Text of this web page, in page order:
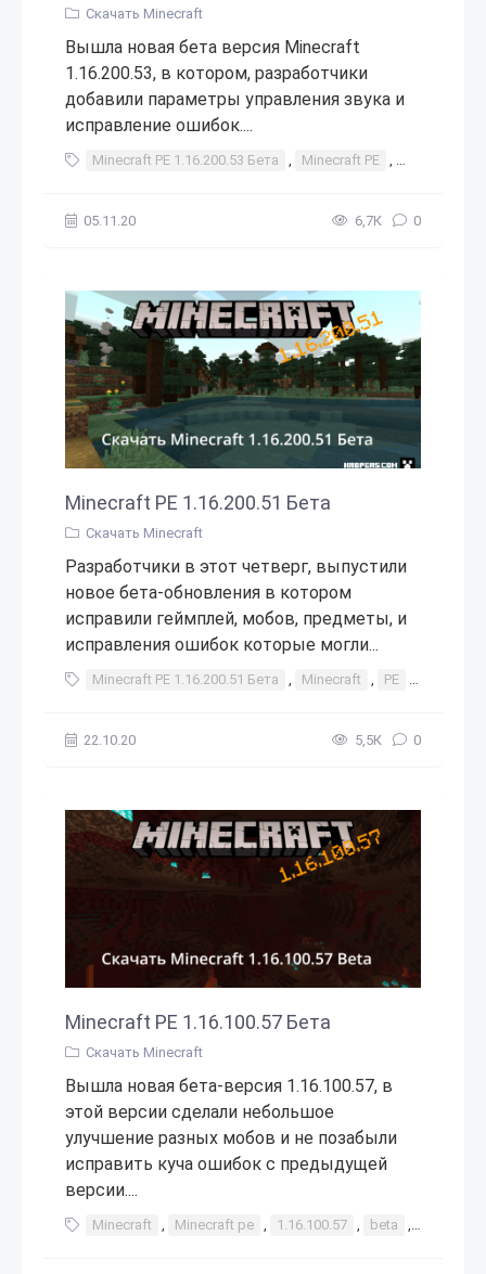
Скачать Minecraft
Вышла новая бета версия Minecraft
1.16.200.53, в котором, разработчики
добавили параметры управления звука и
исправление ошибок....
Minecraft PE 1.16.200.53 Бета , Minecraft PE , minecraft
05.11.20 6,7К 0
Minecraft PE 1.16.200.51 Бета
Скачать Minecraft
Разработчики в этот четверг, выпустили
новое бета-обновления в котором
исправили геймплей, мобов, предметы, и
исправления ошибок которые могли...
Minecraft PE 1.16.200.51 Бета , Minecraft , PE ,
22.10.20 5,5К 0
Minecraft PE 1.16.100.57 Бета
Скачать Minecraft
Вышла новая бета-версия 1.16.100.57, в
этой версии сделали небольшое
улучшение разных мобов и не позабыли
исправить куча ошибок с предыдущей
версии....
Minecraft , Minecraft pe , 1.16.100.57 , beta ,